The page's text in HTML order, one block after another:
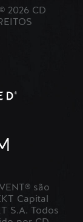
2026 CD
são
Capital
S.A. Todos